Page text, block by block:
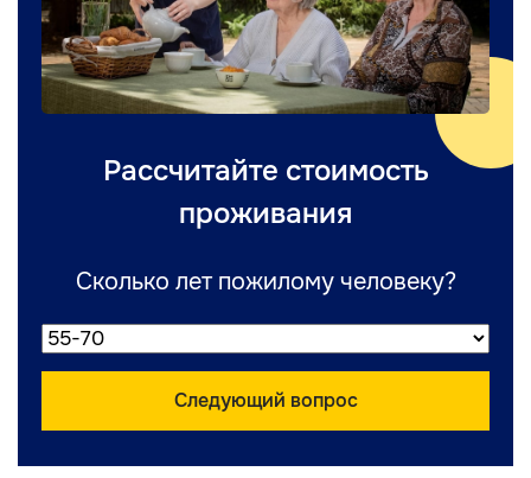
Рассчитайте стоимость
проживания
Сколько лет пожилому человеку?
Следующий вопрос